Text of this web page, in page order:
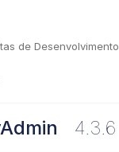
de Desenvolvimento
4.3.6